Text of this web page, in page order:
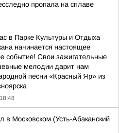
пропала на сплаве
в Парке Культуры и Отдыха
начинается настоящее
событие! Свои зажигательные
мелодии дарит нам
песни «Красный Яр» из
в Московском (Усть-Абаканский